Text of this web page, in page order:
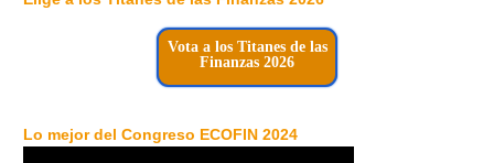
Vota a los Titanes de las
Finanzas 2026
Lo mejor del Congreso ECOFIN 2024